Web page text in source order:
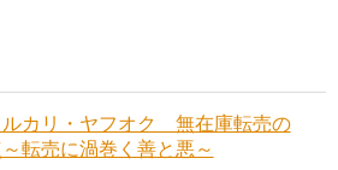
カリ・ヤフオク 無在庫転売の
転売に渦巻く善と悪～